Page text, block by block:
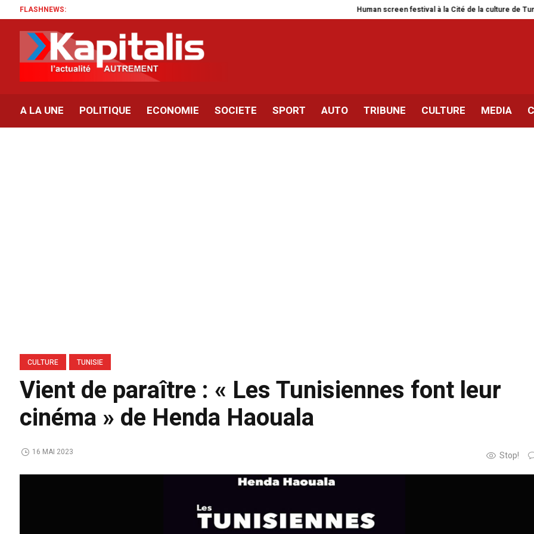
FLASHNEWS: Human screen festival à la Cité de la culture de Tunis
A LA UNE POLITIQUE ECONOMIE SOCIETE SPORT AUTO TRIBUNE CULTURE MEDIA
CULTURE TUNISIE
Vient de paraître : « Les Tunisiennes font leur
cinéma » de Henda Haouala
Stop!
16 MAI 2023